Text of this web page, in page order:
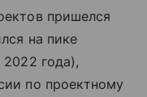
пришелся
на пике
года),
по проектному